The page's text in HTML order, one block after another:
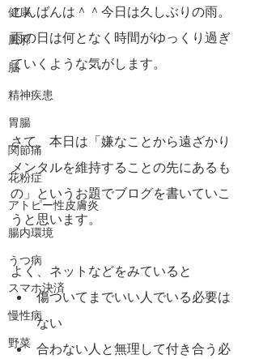
健康
風邪
脳
精神疾患
胃腸
関節痛
花粉症
アトピー性皮膚炎
腸内環境
うつ病
スマホ決済
慢性病
野菜
こんばんは＾＾今日は久しぶりの雨。
雨の日は何となく時間がゆっくり過ぎ
ていくような気がします。
さて、本日は「嫌なことから遠ざかり
メンタルを維持することの先にあるも
の」というお題でブログを書いていこ
うと思います。
よく、ネットなどをみていると
傷ついてまでいい人でいる必要は
ない
合わない人と無理して付き合う必